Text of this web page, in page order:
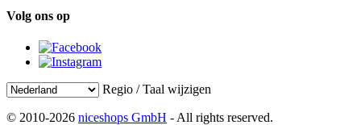
Volg ons op
Regio / Taal wijzigen
© 2010-2026 niceshops GmbH - All rights reserved.